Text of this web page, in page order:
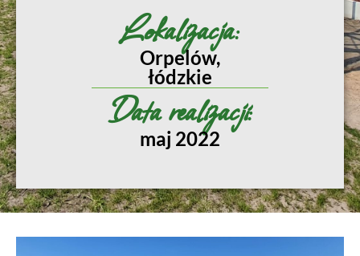
Lokalizacja:
Orpelów,
łódzkie
Data realizacji:
maj 2022